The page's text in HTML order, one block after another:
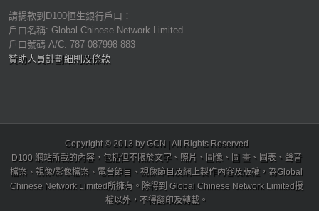
請捐款到D100恒生銀行戶口：
戶口名稱: Global Chinese Network Limited
戶口號碼 A/C: 787-087998-883
贊助人員計劃細則及條款
Copyright © 2013 by GCN | All Rights Reserved
D100 網站所載的內容，包括但不限於文字、照片、圖像、圖 畫、圖表、聲音
檔案、視像/影像檔案、電台節目、視像節目及網上製作內容及版權，為Global
Chinese Network Limited所擁有。除得到 Global Chinese Network Limited授
權以外，不得翻印及轉載。